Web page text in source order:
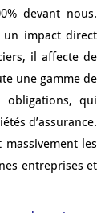
devant nous.
impact direct
il affecte de
une gamme de
obligations, qui
d’assurance.
les
entreprises et